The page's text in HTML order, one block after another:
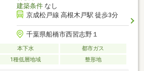
建築条件なし
京成松戸線 高根木戸駅 徒歩3分
千葉県船橋市西習志野１
本下水
都市ガス
1種低層地域 整形地